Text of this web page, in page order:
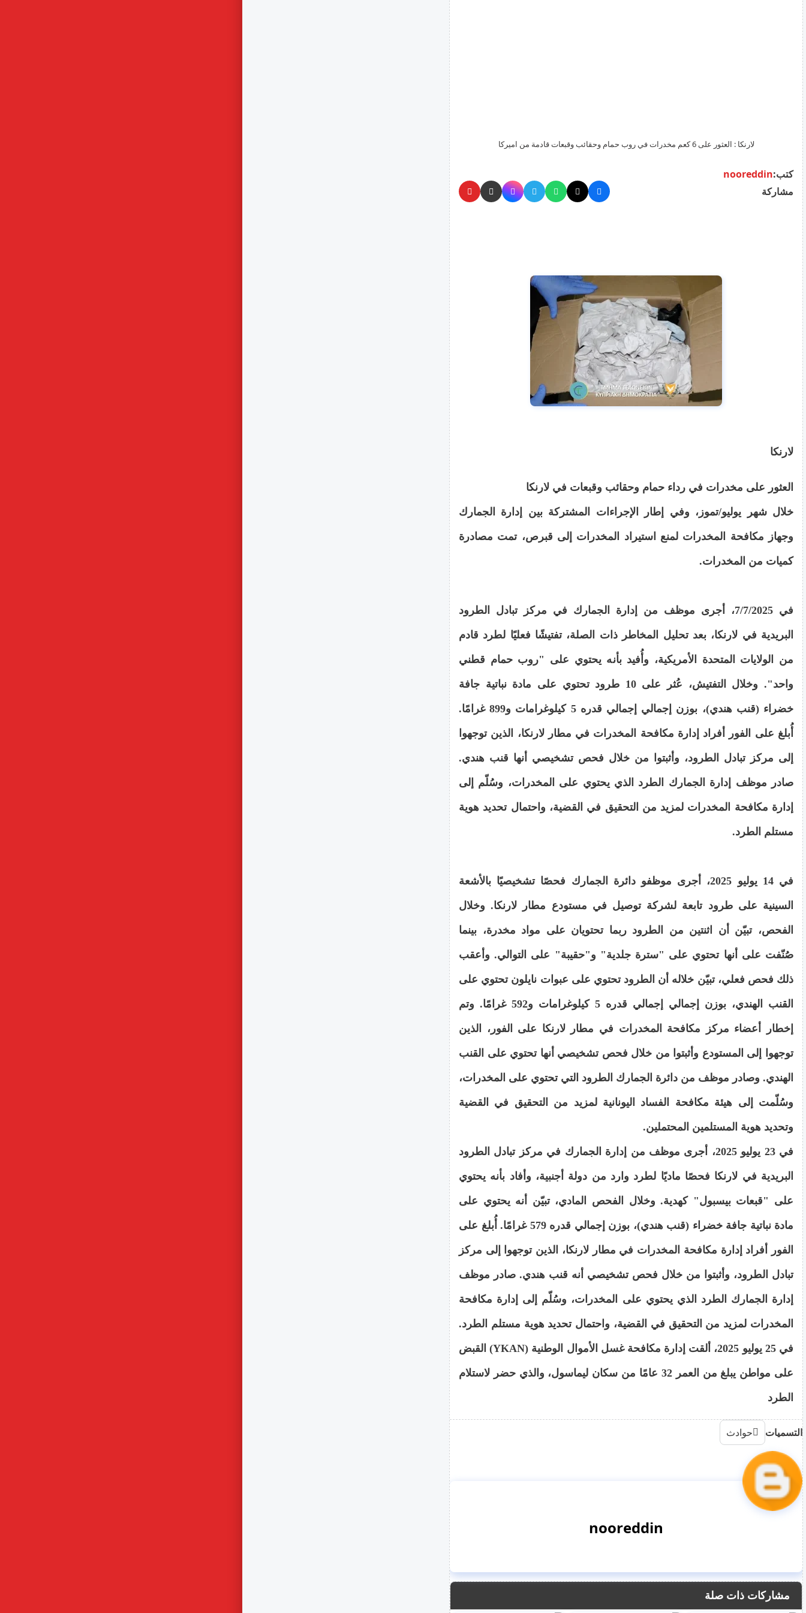
لارنكا : العثور على 6 كعم مخدرات في روب حمام وحقائب وقبعات قادمة من اميركا
كتب:nooreddin
مشاركة
لارنكا
العثور على مخدرات في رداء حمام وحقائب وقبعات في لارنكا
خلال شهر يوليو/تموز، وفي إطار الإجراءات المشتركة بين إدارة الجمارك
وجهاز مكافحة المخدرات لمنع استيراد المخدرات إلى قبرص، تمت مصادرة
كميات من المخدرات.
في 7/7/2025، أجرى موظف من إدارة الجمارك في مركز تبادل الطرود
البريدية في لارنكا، بعد تحليل المخاطر ذات الصلة، تفتيشًا فعليًا لطرد قادم
من الولايات المتحدة الأمريكية، وأُفيد بأنه يحتوي على "روب حمام قطني
واحد". وخلال التفتيش، عُثر على 10 طرود تحتوي على مادة نباتية جافة
خضراء (قنب هندي)، بوزن إجمالي إجمالي قدره 5 كيلوغرامات و899 غرامًا.
أُبلغ على الفور أفراد إدارة مكافحة المخدرات في مطار لارنكا، الذين توجهوا
إلى مركز تبادل الطرود، وأثبتوا من خلال فحص تشخيصي أنها قنب هندي.
صادر موظف إدارة الجمارك الطرد الذي يحتوي على المخدرات، وسُلّم إلى
إدارة مكافحة المخدرات لمزيد من التحقيق في القضية، واحتمال تحديد هوية
مستلم الطرد.
في 14 يوليو 2025، أجرى موظفو دائرة الجمارك فحصًا تشخيصيًا بالأشعة
السينية على طرود تابعة لشركة توصيل في مستودع مطار لارنكا. وخلال
الفحص، تبيّن أن اثنتين من الطرود ربما تحتويان على مواد مخدرة، بينما
صُنّفت على أنها تحتوي على "سترة جلدية" و"حقيبة" على التوالي. وأعقب
ذلك فحص فعلي، تبيّن خلاله أن الطرود تحتوي على عبوات نايلون تحتوي على
القنب الهندي، بوزن إجمالي إجمالي قدره 5 كيلوغرامات و592 غرامًا. وتم
إخطار أعضاء مركز مكافحة المخدرات في مطار لارنكا على الفور، الذين
توجهوا إلى المستودع وأثبتوا من خلال فحص تشخيصي أنها تحتوي على القنب
الهندي. وصادر موظف من دائرة الجمارك الطرود التي تحتوي على المخدرات،
وسُلّمت إلى هيئة مكافحة الفساد اليونانية لمزيد من التحقيق في القضية
وتحديد هوية المستلمين المحتملين.
في 23 يوليو 2025، أجرى موظف من إدارة الجمارك في مركز تبادل الطرود
البريدية في لارنكا فحصًا ماديًا لطرد وارد من دولة أجنبية، وأفاد بأنه يحتوي
على "قبعات بيسبول" كهدية. وخلال الفحص المادي، تبيّن أنه يحتوي على
مادة نباتية جافة خضراء (قنب هندي)، بوزن إجمالي قدره 579 غرامًا. أُبلغ على
الفور أفراد إدارة مكافحة المخدرات في مطار لارنكا، الذين توجهوا إلى مركز
تبادل الطرود، وأثبتوا من خلال فحص تشخيصي أنه قنب هندي. صادر موظف
إدارة الجمارك الطرد الذي يحتوي على المخدرات، وسُلّم إلى إدارة مكافحة
المخدرات لمزيد من التحقيق في القضية، واحتمال تحديد هوية مستلم الطرد.
في 25 يوليو 2025، ألقت إدارة مكافحة غسل الأموال الوطنية (YKAN) القبض
على مواطن يبلغ من العمر 32 عامًا من سكان ليماسول، والذي حضر لاستلام
الطرد
التسميات حوادث
nooreddin
مشاركات ذات صلة